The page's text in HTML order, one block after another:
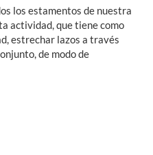
los estamentos de nuestra
actividad, que tiene como
estrechar lazos a través
de modo de